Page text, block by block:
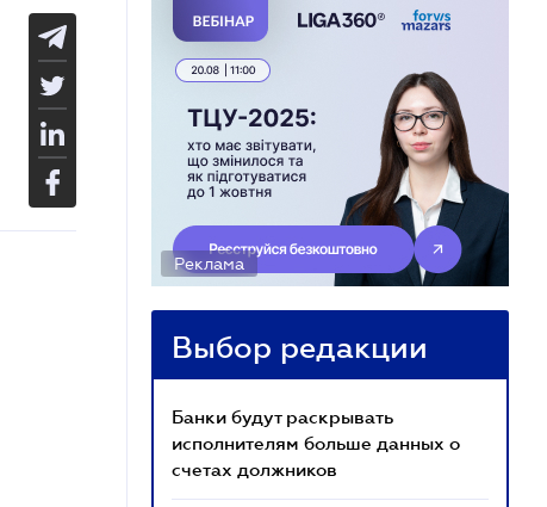
Реклама
Выбор редакции
Банки будут раскрывать
исполнителям больше данных о
счетах должников